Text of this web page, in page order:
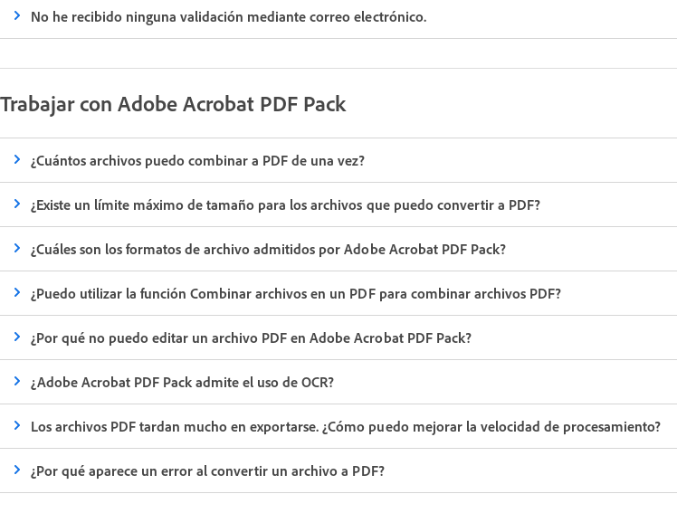
No he recibido ninguna validación mediante correo electrónico.
Trabajar con Adobe Acrobat PDF Pack
¿Cuántos archivos puedo combinar a PDF de una vez?
¿Existe un límite máximo de tamaño para los archivos que puedo convertir a PDF?
¿Cuáles son los formatos de archivo admitidos por Adobe Acrobat PDF Pack?
¿Puedo utilizar la función Combinar archivos en un PDF para combinar archivos PDF?
¿Por qué no puedo editar un archivo PDF en Adobe Acrobat PDF Pack?
¿Adobe Acrobat PDF Pack admite el uso de OCR?
Los archivos PDF tardan mucho en exportarse. ¿Cómo puedo mejorar la velocidad de procesamiento?
¿Por qué aparece un error al convertir un archivo a PDF?